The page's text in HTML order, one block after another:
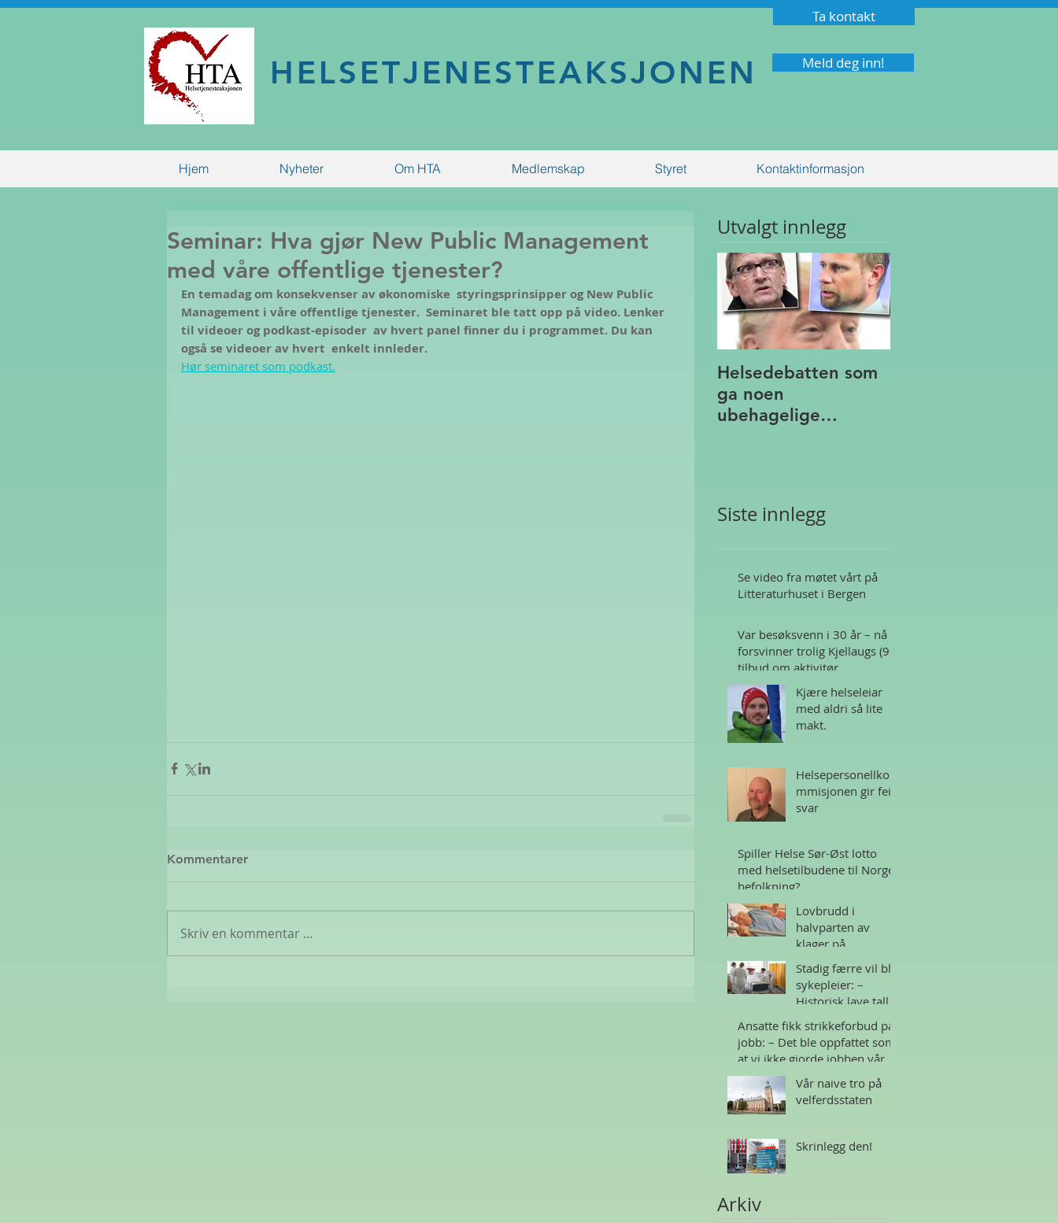
Ta kontakt
Meld deg inn!
HELSETJENESTEAKSJONEN
Hjem Nyheter Om HTA Medlemskap Styret Kontaktinformasjon
Seminar: Hva gjør New Public Management
med våre offentlige tjenester?
En temadag om konsekvenser av økonomiske  styringsprinsipper og New Public
Management i våre offentlige tjenester.  Seminaret ble tatt opp på video. Lenker
til videoer og podkast-episoder  av hvert panel finner du i programmet. Du kan
også se videoer av hvert  enkelt innleder.
Hør seminaret som podkast.
Kommentarer
Skriv en kommentar …
Utvalgt innlegg
Helsedebatten som
ga noen
ubehagelige
Siste innlegg
Se video fra møtet vårt på
Litteraturhuset i Bergen
Var besøksvenn i 30 år – nå
forsvinner trolig Kjellaugs (95)
tilbud om aktivitør
Kjære helseleiar
med aldri så lite
makt.
Helsepersonellko
mmisjonen gir feil
svar
Spiller Helse Sør-Øst lotto
med helsetilbudene til Norges
befolkning?
Lovbrudd i
halvparten av
klager på
Stadig færre vil bli
sykepleier: –
Historisk lave tall
Ansatte fikk strikkeforbud på
jobb: – Det ble oppfattet som
at vi ikke gjorde jobben vår
Vår naive tro på
velferdsstaten
Skrinlegg den!
Arkiv